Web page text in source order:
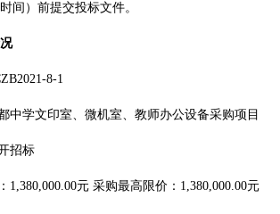
时间）前提交投标文件。
8-1
中学文印室、微机室、教师办公设备采购项目
招标
1,380,000.00元 采购最高限价： 1,380,000.00元